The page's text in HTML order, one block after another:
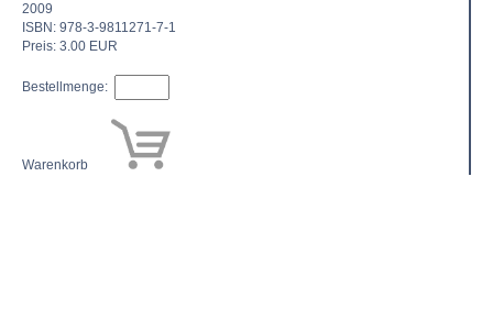
2009
ISBN: 978-3-9811271-7-1
Preis: 3.00 EUR
Bestellmenge:
Warenkorb